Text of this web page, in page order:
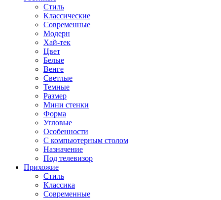
Стиль
Классические
Современные
Модерн
Хай-тек
Цвет
Белые
Венге
Светлые
Темные
Размер
Мини стенки
Форма
Угловые
Особенности
С компьютерным столом
Назначение
Под телевизор
Прихожие
Стиль
Классика
Современные